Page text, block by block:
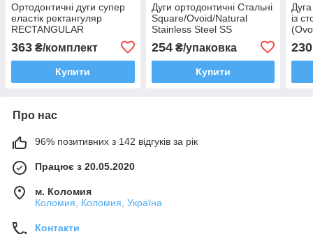
Ортодонтичні дуги супер
еластік ректангуляр
RECTANGULAR
Square/Ovoid/Natural NiTi
363 ₴/комплект
Купити
Дуги ортодонтичні Стальні
Square/Ovoid/Natural
Stainless Steel SS
254₴/упаковка
Купити
із
230
Про нас
96% позитивних з 142 відгуків за рік
Працює з 20.05.2020
м. Коломия
Коломия, Коломия, Україна
Контакти